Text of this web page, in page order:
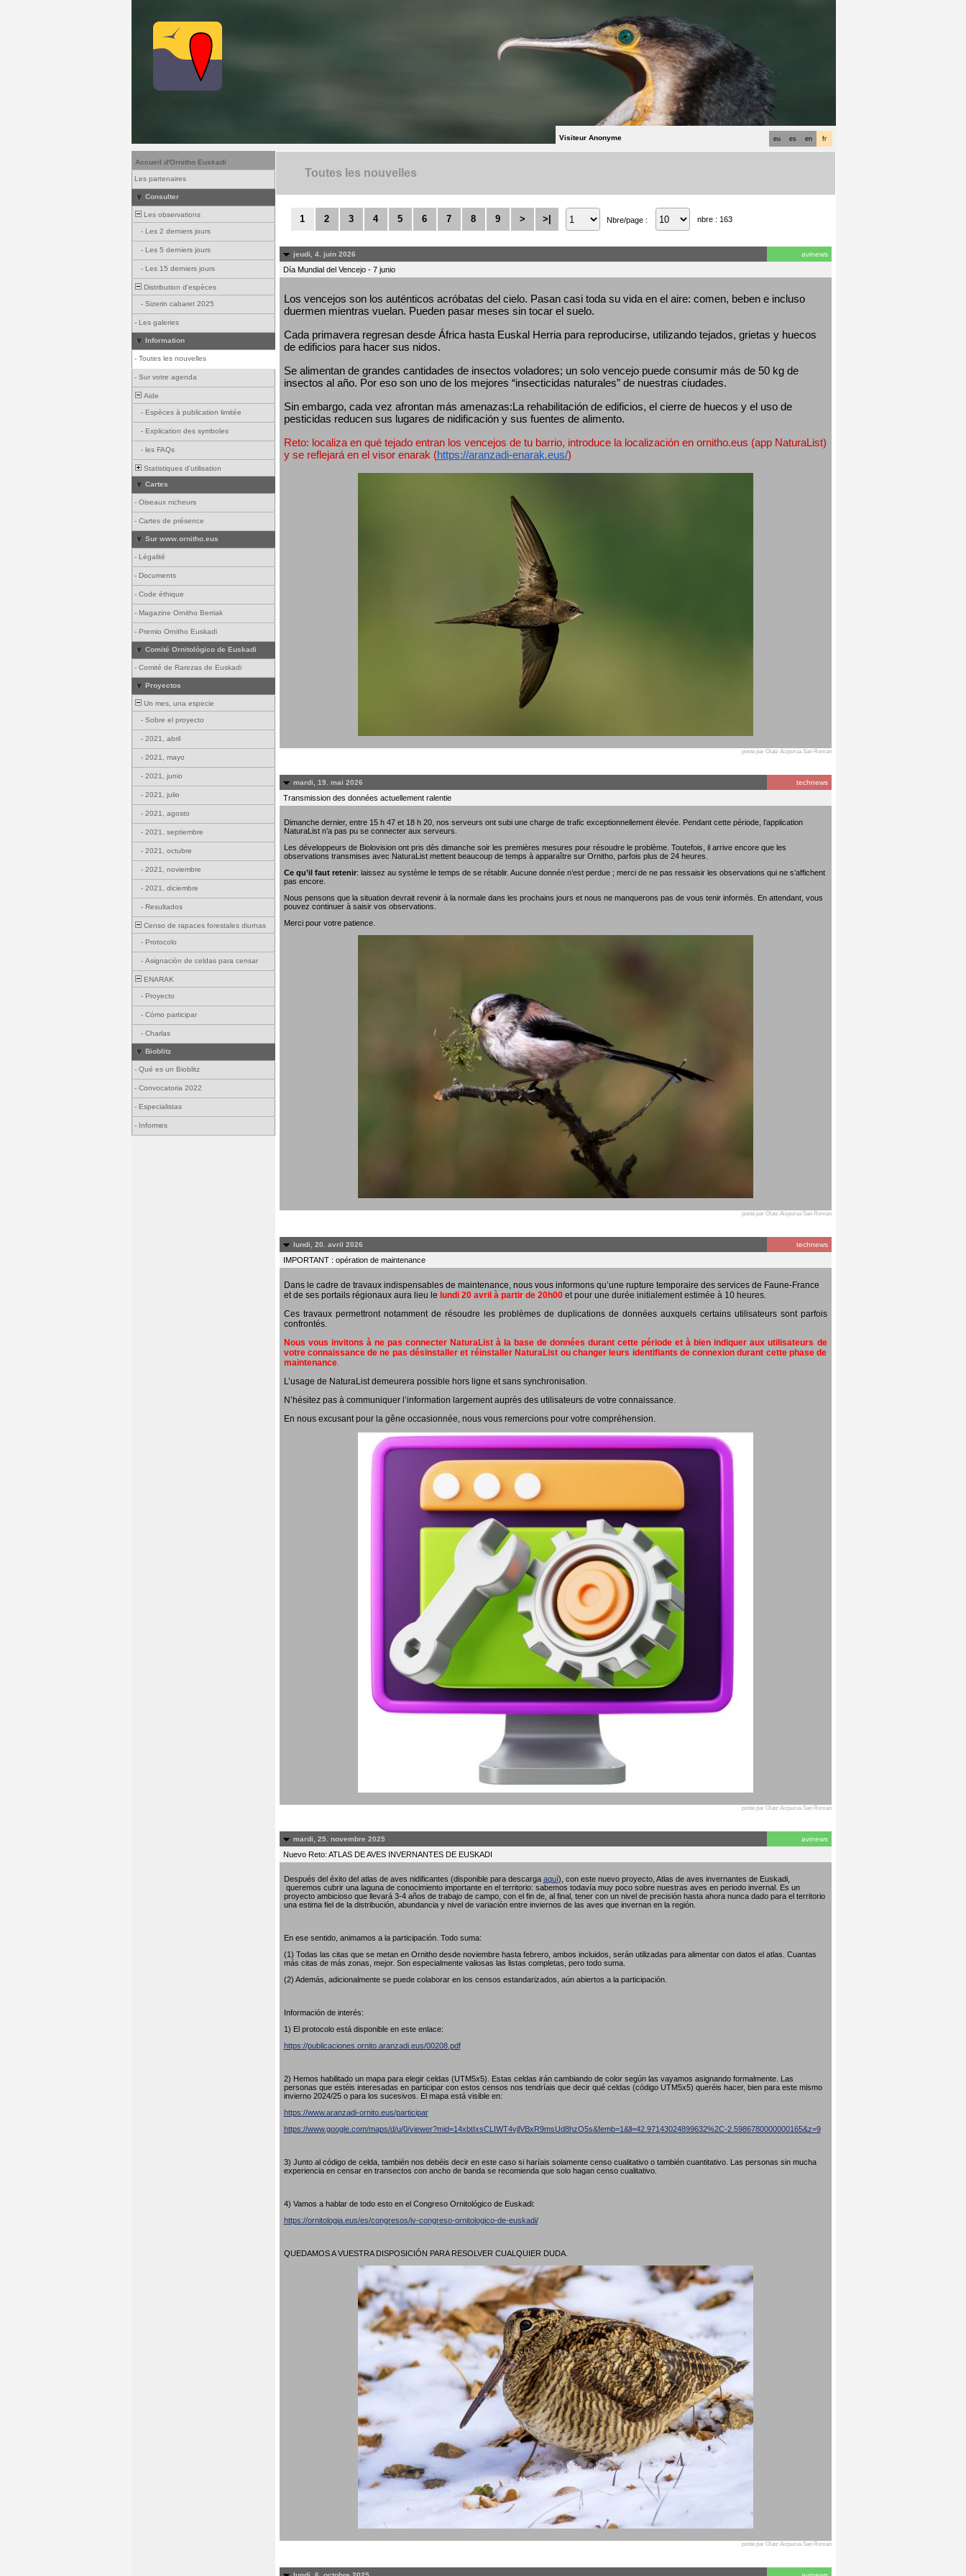
fr
en
es
eu
Visiteur Anonyme
Accueil d'Ornitho Euskadi
Les partenaires
Consulter
Les observations
- Les 2 derniers jours
- Les 5 derniers jours
- Les 15 derniers jours
Distribution d'espèces
- Sizerin cabaret 2025
- Les galeries
Information
- Toutes les nouvelles
- Sur votre agenda
Aide
- Espèces à publication limitée
- Explication des symboles
- les FAQs
Statistiques d'utilisation
Cartes
- Oiseaux nicheurs
- Cartes de présence
Sur www.ornitho.eus
- Légalité
- Documents
- Code éthique
- Magazine Ornitho Berriak
- Premio Ornitho Euskadi
Comité Ornitológico de Euskadi
- Comité de Rarezas de Euskadi
Proyectos
Un mes, una especie
- Sobre el proyecto
- 2021, abril
- 2021, mayo
- 2021, junio
- 2021, julio
- 2021, agosto
- 2021, septiembre
- 2021, octubre
- 2021, noviembre
- 2021, diciembre
- Resultados
Censo de rapaces forestales diurnas
- Protocolo
- Asignación de celdas para censar
ENARAK
- Proyecto
- Cómo participar
- Charlas
Bioblitz
- Qué es un Bioblitz
- Convocatoria 2022
- Especialistas
- Informes
Toutes les nouvelles
1 2 3 4 5 6 7 8 9 > >| Nbre/page : nbre : 163
jeudi, 4. juin 2026 avinews
Día Mundial del Vencejo - 7 junio
Los vencejos son los auténticos acróbatas del cielo. Pasan casi toda su vida en el aire: comen, beben e incluso
duermen mientras vuelan. Pueden pasar meses sin tocar el suelo.
Cada primavera regresan desde África hasta Euskal Herria para reproducirse, utilizando tejados, grietas y huecos
de edificios para hacer sus nidos.
Se alimentan de grandes cantidades de insectos voladores; un solo vencejo puede consumir más de 50 kg de
insectos al año. Por eso son uno de los mejores “insecticidas naturales” de nuestras ciudades.
Sin embargo, cada vez afrontan más amenazas:La rehabilitación de edificios, el cierre de huecos y el uso de
pesticidas reducen sus lugares de nidificación y sus fuentes de alimento.
Reto: localiza en qué tejado entran los vencejos de tu barrio, introduce la localización en ornitho.eus (app NaturaList)
y se reflejará en el visor enarak (https://aranzadi-enarak.eus/)
posté par Olatz Aizpurua San Roman
mardi, 19. mai 2026 technews
Transmission des données actuellement ralentie
Dimanche dernier, entre 15 h 47 et 18 h 20, nos serveurs ont subi une charge de trafic exceptionnellement élevée. Pendant cette période, l’application
NaturaList n’a pas pu se connecter aux serveurs.
Les développeurs de Biolovision ont pris dès dimanche soir les premières mesures pour résoudre le problème. Toutefois, il arrive encore que les
observations transmises avec NaturaList mettent beaucoup de temps à apparaître sur Ornitho, parfois plus de 24 heures.
Ce qu’il faut retenir: laissez au système le temps de se rétablir. Aucune donnée n’est perdue ; merci de ne pas ressaisir les observations qui ne s’affichent
pas encore.
Nous pensons que la situation devrait revenir à la normale dans les prochains jours et nous ne manquerons pas de vous tenir informés. En attendant, vous
pouvez continuer à saisir vos observations.
Merci pour votre patience.
posté par Olatz Aizpurua San Roman
lundi, 20. avril 2026 technews
IMPORTANT : opération de maintenance
Dans le cadre de travaux indispensables de maintenance, nous vous informons qu’une rupture temporaire des services de Faune-France
et de ses portails régionaux aura lieu le lundi 20 avril à partir de 20h00 et pour une durée initialement estimée à 10 heures.
Ces travaux permettront notamment de résoudre les problèmes de duplications de données auxquels certains utilisateurs sont parfois
confrontés.
Nous vous invitons à ne pas connecter NaturaList à la base de données durant cette période et à bien indiquer aux utilisateurs de
votre connaissance de ne pas désinstaller et réinstaller NaturaList ou changer leurs identifiants de connexion durant cette phase de
maintenance.
L’usage de NaturaList demeurera possible hors ligne et sans synchronisation.
N’hésitez pas à communiquer l’information largement auprès des utilisateurs de votre connaissance.
En nous excusant pour la gêne occasionnée, nous vous remercions pour votre compréhension.
posté par Olatz Aizpurua San Roman
mardi, 25. novembre 2025 avinews
Nuevo Reto: ATLAS DE AVES INVERNANTES DE EUSKADI
Después del éxito del atlas de aves nidificantes (disponible para descarga aquí), con este nuevo proyecto, Atlas de aves invernantes de Euskadi,
queremos cubrir una laguna de conocimiento importante en el territorio: sabemos todavía muy poco sobre nuestras aves en periodo invernal. Es un
proyecto ambicioso que llevará 3-4 años de trabajo de campo, con el fin de, al final, tener con un nivel de precisión hasta ahora nunca dado para el territorio
una estima fiel de la distribución, abundancia y nivel de variación entre inviernos de las aves que invernan en la región.
En ese sentido, animamos a la participación. Todo suma:
(1) Todas las citas que se metan en Ornitho desde noviembre hasta febrero, ambos incluidos, serán utilizadas para alimentar con datos el atlas. Cuantas
más citas de más zonas, mejor. Son especialmente valiosas las listas completas, pero todo suma.
(2) Además, adicionalmente se puede colaborar en los censos estandarizados, aún abiertos a la participación.
Información de interés:
1) El protocolo está disponible en este enlace:
https://publicaciones.ornito.aranzadi.eus/00208.pdf
2) Hemos habilitado un mapa para elegir celdas (UTM5x5). Estas celdas irán cambiando de color según las vayamos asignando formalmente. Las
personas que estéis interesadas en participar con estos censos nos tendríais que decir qué celdas (código UTM5x5) queréis hacer, bien para este mismo
invierno 2024/25 o para los sucesivos. El mapa está visible en:
https://www.aranzadi-ornito.eus/participar
https://www.google.com/maps/d/u/0/viewer?mid=14xbtIxsCLIWT4vjlVBxR9msUd8hzO5s&femb=1&ll=42.97143024899632%2C-2.5986780000000165&z=9
3) Junto al código de celda, también nos debéis decir en este caso si haríais solamente censo cualitativo o también cuantitativo. Las personas sin mucha
experiencia en censar en transectos con ancho de banda se recomienda que solo hagan censo cualitativo.
4) Vamos a hablar de todo esto en el Congreso Ornitológico de Euskadi:
https://ornitologia.eus/es/congresos/iv-congreso-ornitologico-de-euskadi/
QUEDAMOS A VUESTRA DISPOSICIÓN PARA RESOLVER CUALQUIER DUDA.
posté par Olatz Aizpurua San Roman